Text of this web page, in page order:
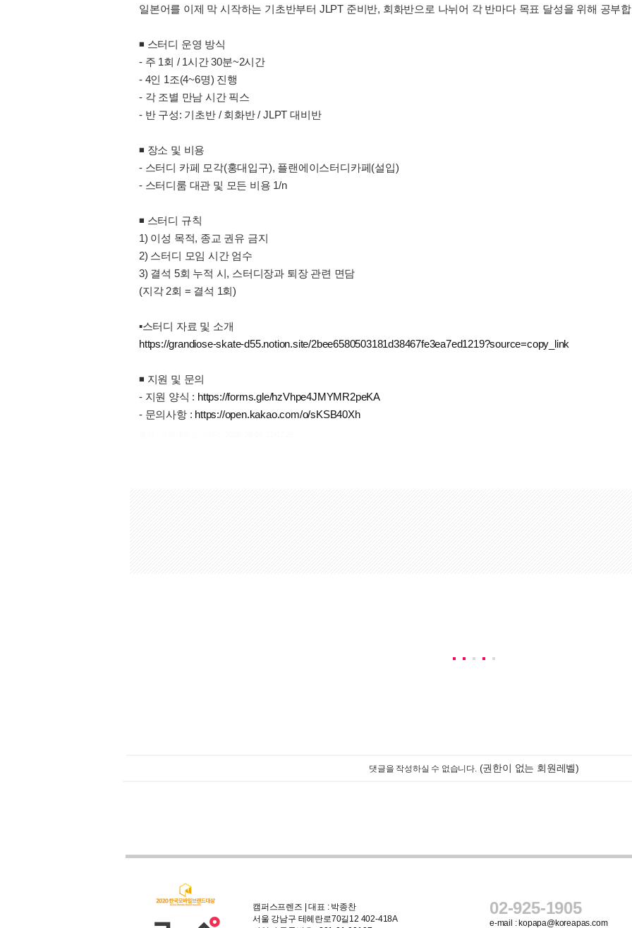
일본어를 이제 막 시작하는 기초반부터 JLPT 준비반, 회화반으로 나뉘어 각 반마다 목표 달성을 위해 공부
◾️ 스터디 운영 방식
- 주 1회 / 1시간 30분~2시간
- 4인 1조(4~6명) 진행
- 각 조별 만남 시간 픽스
- 반 구성: 기초반 / 회화반 / JLPT 대비반
◾️ 장소 및 비용
- 스터디 카페 모각(홍대입구), 플랜에이스터디카페(설입)
- 스터디룸 대관 및 모든 비용 1/n
◾️ 스터디 규칙
1) 이성 목적, 종교 권유 금지
2) 스터디 모임 시간 엄수
3) 결석 5회 누적 시, 스터디장과 퇴장 관련 면담
(지각 2회 = 결석 1회)
▪️︎스터디 자료 및 소개
https://grandiose-skate-d55.notion.site/2bee6580503181d38467fe3ea7ed1219?source=copy_link
◾️ 지원 및 문의
- 지원 양식 : https://forms.gle/hzVhpe4JMYMR2peKA
- 문의사항 : https://open.kakao.com/o/sKSB40Xh
댓글을 작성하실 수 없습니다. (권한이 없는 회원레벨)
캠퍼스프렌즈 | 대표 : 박종찬
서울 강남구 테헤란로70길12 402-418A
02-925-1905
e-mail : kopapa@koreapas.com